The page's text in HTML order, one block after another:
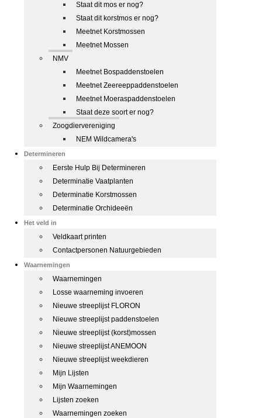
Staat dit mos er nog?
Staat dit korstmos er nog?
Meetnet Korstmossen
Meetnet Mossen
NMV
Meetnet Bospaddenstoelen
Meetnet Zeereeppaddenstoelen
Meetnet Moeraspaddenstoelen
Staat deze soort er nog?
Zoogdiervereniging
NEM Wildcamera's
Determineren
Eerste Hulp Bij Determineren
Determinatie Vaatplanten
Determinatie Korstmossen
Determinatie Orchideeën
Het veld in
Veldkaart printen
Contactpersonen Natuurgebieden
Waarnemingen
Waarnemingen
Losse waarneming invoeren
Nieuwe streeplijst FLORON
Nieuwe streeplijst paddenstoelen
Nieuwe streeplijst (korst)mossen
Nieuwe streeplijst ANEMOON
Nieuwe streeplijst weekdieren
Mijn Lijsten
Mijn Waarnemingen
Lijsten zoeken
Waarnemingen zoeken